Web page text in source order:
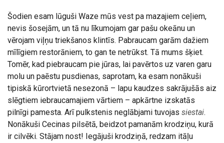
Šodien esam lūguši Waze mūs vest pa mazajiem ceļiem,
nevis šosejām, un tā nu līkumojam gar pašu okeānu un
vērojam viļņu triekšanos klintīs. Pabraucam garām dažiem
mīlīgiem restorāniem, to gan te netrūkst. Tā mums šķiet.
Tomēr, kad piebraucam pie jūras, lai pavērtos uz varen garu
molu un paēstu pusdienas, saprotam, ka esam nonākuši
tipiskā kūrortvietā nesezonā – lapu kaudzes sakrājušās aiz
slēgtiem iebraucamajiem vārtiem – apkārtne izskatās
pilnīgi pamesta. Arī pulkstenis neglābjami tuvojas siestai.
Nonākuši Cecinas pilsētā, beidzot pamanām krodziņu, kurā
ir cilvēki. Stājam nost! Iegājuši krodziņā, redzam itāļu